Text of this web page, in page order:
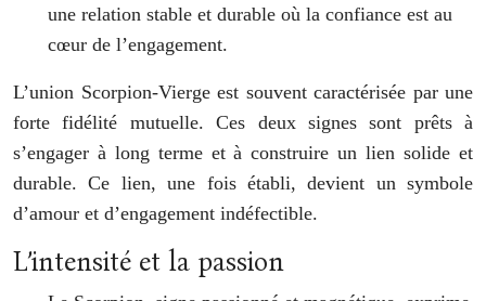
une relation stable et durable où la confiance est au
cœur de l’engagement.
L’union Scorpion-Vierge est souvent caractérisée par une
forte fidélité mutuelle. Ces deux signes sont prêts à
s’engager à long terme et à construire un lien solide et
durable. Ce lien, une fois établi, devient un symbole
d’amour et d’engagement indéfectible.
L’intensité et la passion